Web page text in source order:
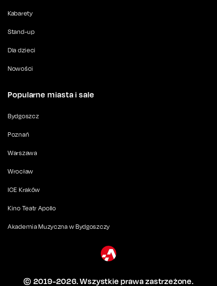
Kabarety
Stand-up
Dla dzieci
Nowości
Popularne miasta i sale
Bydgoszcz
Poznań
Warszawa
Wrocław
ICE Kraków
Kino Teatr Apollo
Akademia Muzyczna w Bydgoszczy
© 2019-2026. Wszystkie prawa zastrzeżone.